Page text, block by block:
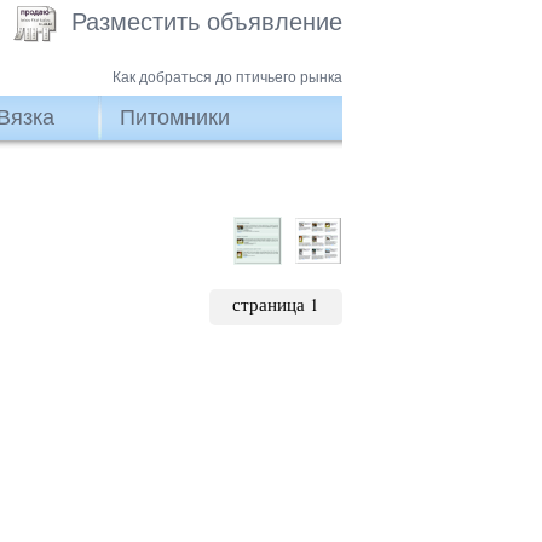
Разместить объявление
Как добраться до птичьего рынка
Питомники
страница 1